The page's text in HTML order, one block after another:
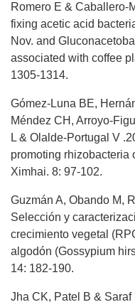
Romero E & Caballero-
fixing acetic acid
Nov. and
associated with coffee
1305-1314.
Gómez-Luna BE,
Méndez CH, Arroyo-
L & Olalde-Portugal V
promoting rhizobacteria
Ximhai. 8: 97-102.
Guzmán A, Obando M,
Selección y
crecimiento vegetal
algodón (Gossypium
14: 182-190.
Jha CK, Patel B &